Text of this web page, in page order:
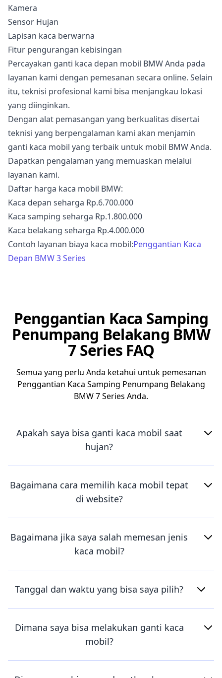
Kamera
Sensor Hujan
Lapisan kaca berwarna
Fitur pengurangan kebisingan
Percayakan ganti kaca depan mobil BMW Anda pada
layanan kami dengan pemesanan secara online. Selain
itu, teknisi profesional kami bisa menjangkau lokasi
yang diinginkan.
Dengan alat pemasangan yang berkualitas disertai
teknisi yang berpengalaman kami akan menjamin
ganti kaca mobil yang terbaik untuk mobil BMW Anda.
Dapatkan pengalaman yang memuaskan melalui
layanan kami.
Daftar harga kaca mobil BMW:
Kaca depan seharga Rp.6.700.000
Kaca samping seharga Rp.1.800.000
Kaca belakang seharga Rp.4.000.000
Contoh layanan biaya kaca mobil:Penggantian Kaca
Depan BMW 3 Series
Penggantian Kaca Samping
Penumpang Belakang BMW
7 Series FAQ
Semua yang perlu Anda ketahui untuk pemesanan
Penggantian Kaca Samping Penumpang Belakang
BMW 7 Series Anda.
Apakah saya bisa ganti kaca mobil saat
hujan?
Bagaimana cara memilih kaca mobil tepat
di website?
Bagaimana jika saya salah memesan jenis
kaca mobil?
Tanggal dan waktu yang bisa saya pilih?
Dimana saya bisa melakukan ganti kaca
mobil?